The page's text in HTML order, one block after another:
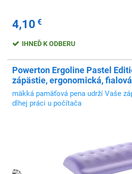
4,10 €
IHNEĎ K ODBERU
Powerton Ergoline Pastel
zápästie, ergonomická, fialová
mäkká pamäťová pena udrží Vaše
dlhej práci u počítača